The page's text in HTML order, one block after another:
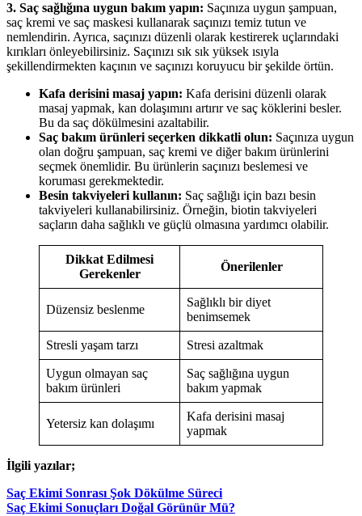
3. Saç sağlığına uygun bakım yapın: Saçınıza uygun şampuan,
saç kremi ve saç maskesi kullanarak saçınızı temiz tutun ve
nemlendirin. Ayrıca, saçınızı düzenli olarak kestirerek uçlarındaki
kırıkları önleyebilirsiniz. Saçınızı sık sık yüksek ısıyla
şekillendirmekten kaçının ve saçınızı koruyucu bir şekilde örtün.
Kafa derisini masaj yapın: Kafa derisini düzenli olarak
masaj yapmak, kan dolaşımını artırır ve saç köklerini besler.
Bu da saç dökülmesini azaltabilir.
Saç bakım ürünleri seçerken dikkatli olun: Saçınıza uygun
olan doğru şampuan, saç kremi ve diğer bakım ürünlerini
seçmek önemlidir. Bu ürünlerin saçınızı beslemesi ve
koruması gerekmektedir.
Besin takviyeleri kullanın: Saç sağlığı için bazı besin
takviyeleri kullanabilirsiniz. Örneğin, biotin takviyeleri
saçların daha sağlıklı ve güçlü olmasına yardımcı olabilir.
Dikkat Edilmesi
Gerekenler
Önerilenler
Düzensiz beslenme
Sağlıklı bir diyet
benimsemek
Stresli yaşam tarzı Stresi azaltmak
Uygun olmayan saç
bakım ürünleri
Saç sağlığına uygun
bakım yapmak
Yetersiz kan dolaşımı
Kafa derisini masaj
yapmak
İlgili yazılar;
Saç Ekimi Sonrası Şok Dökülme Süreci
Saç Ekimi Sonuçları Doğal Görünür Mü?